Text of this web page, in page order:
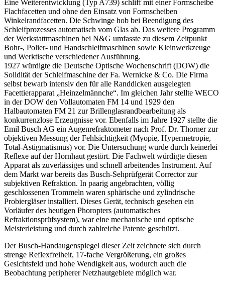
Eine Weiterentwicklung (Typ A739) schliff mit einer Formscheibe
Flachfacetten und ohne den Einsatz von Formscheiben
Winkelrandfacetten. Die Schwinge hob bei Beendigung des
Schleifprozesses automatisch vom Glas ab. Das weitere Programm
der Werkstattmaschinen bei N&G umfasste zu diesem Zeitpunkt
Bohr-, Polier- und Handschleifmaschinen sowie Kleinwerkzeuge
und Werktische verschiedener Ausführung.
1927 würdigte die Deutsche Optische Wochenschrift (DOW) die
Solidität der Schleifmaschine der Fa. Wernicke & Co. Die Firma
selbst bewarb intensiv den für alle Randdicken ausgelegten
Facettierapparat „Heinzelmännche“. Im gleichen Jahr stellte WECO
in der DOW den Vollautomaten FM 14 und 1929 den
Halbautomaten FM 21 zur Brillenglasrandbearbeitung als
konkurrenzlose Erzeugnisse vor. Ebenfalls im Jahre 1927 stellte die
Emil Busch AG ein Augenrefraktometer nach Prof. Dr. Thorner zur
objektiven Messung der Fehlsichtigkeit (Myopie, Hypermetropie,
Total-Astigmatismus) vor. Die Untersuchung wurde durch keinerlei
Reflexe auf der Hornhaut gestört. Die Fachwelt würdigte diesen
Apparat als zuverlässiges und schnell arbeitendes Instrument. Auf
dem Markt war bereits das Busch-Sehprüfgerät Corrector zur
subjektiven Refraktion. In paarig angebrachten, völlig
geschlossenen Trommeln waren sphärische und zylindrische
Probiergläser installiert. Dieses Gerät, technisch gesehen ein
Vorläufer des heutigen Phoropters (automatisches
Refraktionsprüfsystem), war eine mechanische und optische
Meisterleistung und durch zahlreiche Patente geschützt.
Der Busch-Handaugenspiegel dieser Zeit zeichnete sich durch
strenge Reflexfreiheit, 17-fache Vergrößerung, ein großes
Gesichtsfeld und hohe Wendigkeit aus, wodurch auch die
Beobachtung peripherer Netzhautgebiete möglich war.